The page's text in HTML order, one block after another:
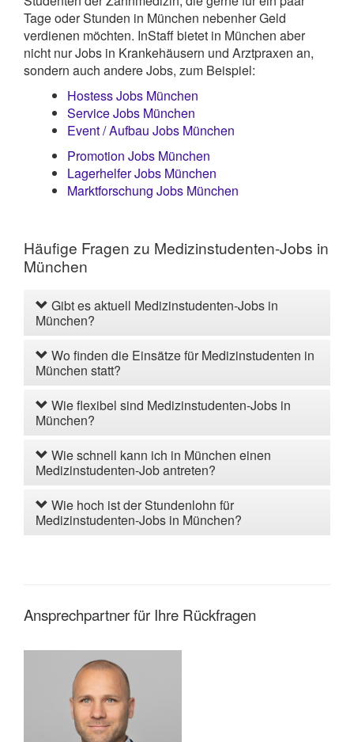
Tage oder Stunden in München nebenher Geld
verdienen möchten. InStaff bietet in München aber
nicht nur Jobs in Krankehäusern und Arztpraxen an,
sondern auch andere Jobs, zum Beispiel:
Hostess Jobs München
Service Jobs München
Event / Aufbau Jobs München
Promotion Jobs München
Lagerhelfer Jobs München
Marktforschung Jobs München
Häufige Fragen zu Medizinstudenten-Jobs in
München
Gibt es aktuell Medizinstudenten-Jobs in
München?
Wo finden die Einsätze für Medizinstudenten in
München statt?
Wie flexibel sind Medizinstudenten-Jobs in
München?
Wie schnell kann ich in München einen
Medizinstudenten-Job antreten?
Wie hoch ist der Stundenlohn für
Medizinstudenten-Jobs in München?
Ansprechpartner für Ihre Rückfragen